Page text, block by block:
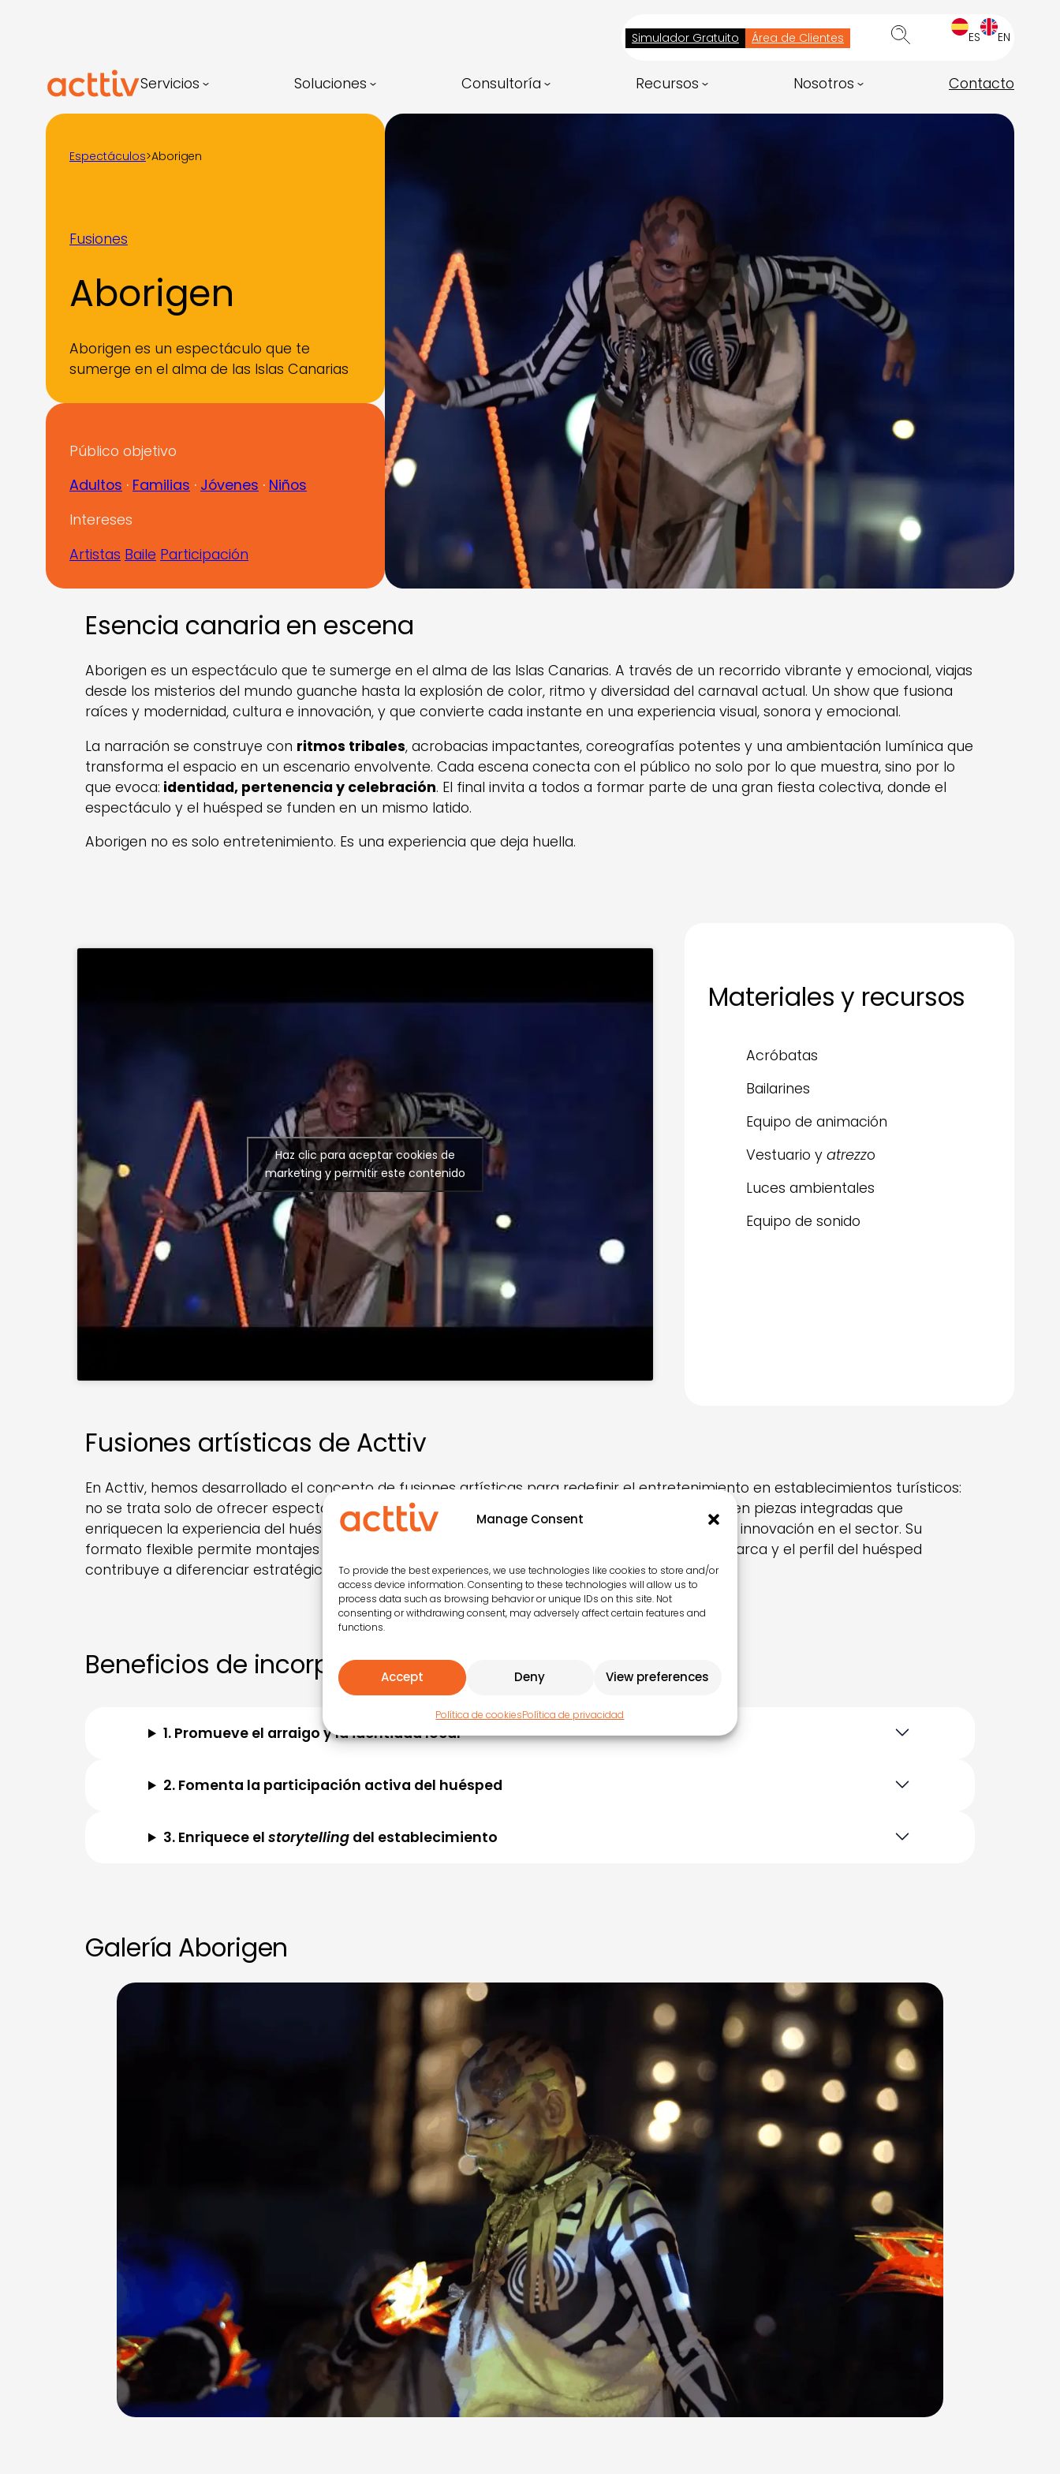
Manage Consent
To provide the best experiences, we use technologies like cookies to store and/or
access device information. Consenting to these technologies will allow us to
process data such as browsing behavior or unique IDs on this site. Not
consenting or withdrawing consent, may adversely affect certain features and
functions.
Accept Deny View preferences
Política de cookiesPolítica de privacidad
Simulador Gratuito Área de Clientes ES EN
Servicios Soluciones Consultoría Recursos Nosotros Contacto
Espectáculos>Aborigen
Fusiones
Aborigen
Aborigen es un espectáculo que te
sumerge en el alma de las Islas Canarias
Público objetivo
Adultos · Familias · Jóvenes · Niños
Intereses
Artistas Baile Participación
Esencia canaria en escena
Aborigen es un espectáculo que te sumerge en el alma de las Islas Canarias. A través de un recorrido vibrante y emocional, viajas
desde los misterios del mundo guanche hasta la explosión de color, ritmo y diversidad del carnaval actual. Un show que fusiona
raíces y modernidad, cultura e innovación, y que convierte cada instante en una experiencia visual, sonora y emocional.
La narración se construye con ritmos tribales, acrobacias impactantes, coreografías potentes y una ambientación lumínica que
transforma el espacio en un escenario envolvente. Cada escena conecta con el público no solo por lo que muestra, sino por lo
que evoca: identidad, pertenencia y celebración. El final invita a todos a formar parte de una gran fiesta colectiva, donde el
espectáculo y el huésped se funden en un mismo latido.
Aborigen no es solo entretenimiento. Es una experiencia que deja huella.
Haz clic para aceptar cookies de
marketing y permitir este contenido
Materiales y recursos
Acróbatas
Bailarines
Equipo de animación
Vestuario yatrezzo
Luces ambientales
Equipo de sonido
Fusiones artísticas de Acttiv
En Acttiv, hemos desarrollado el concepto de fusiones artísticas para redefinir el entretenimiento en establecimientos turísticos:
no se trata solo de ofrecer espectáculos, sino de combinar disciplina artística y animación
en piezas integradas que
enriquecen la experiencia del huésped y posicionan a los establecimientos como referentes de innovación en el sector. Su
formato flexible permite montajes en distintos espacios del hotel, y su diseño alineado con la marca y el perfil del huésped
contribuye a diferenciar estratégicamente al establecimiento en el sector turístico.
Beneficios de incorporar Aborigen a tu programa
1. Promueve el arraigo y la identidad local
2. Fomenta la participación activa del huésped
3. Enriquece el storytellingdel establecimiento
Galería Aborigen